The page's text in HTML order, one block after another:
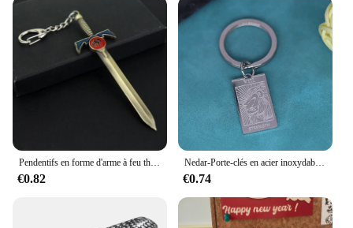
Pendentifs en forme d'arme à feu thunderchats, porte-clés en métal, Logo de marque Lion, porte-clés, bijoux de film pour hommes
€0.82
Nedar-Porte-clés en acier inoxydable pour hommes et femmes
€0.74